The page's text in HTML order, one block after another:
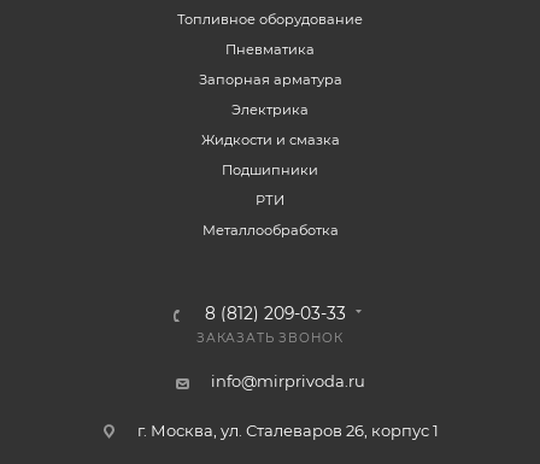
Топливное оборудование
Пневматика
Запорная арматура
Электрика
Жидкости и смазка
Подшипники
РТИ
Металлообработка
8 (812) 209-03-33
ЗАКАЗАТЬ ЗВОНОК
info@mirprivoda.ru
г. Москва, ул. Сталеваров 26, корпус 1